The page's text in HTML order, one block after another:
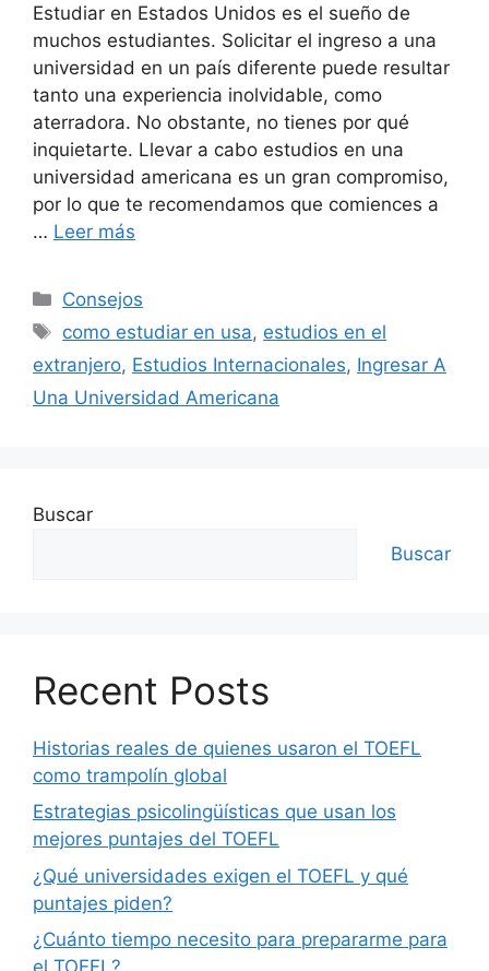
Estudiar en Estados Unidos es el sueño de
muchos estudiantes. Solicitar el ingreso a una
universidad en un país diferente puede resultar
tanto una experiencia inolvidable, como
aterradora. No obstante, no tienes por qué
inquietarte. Llevar a cabo estudios en una
universidad americana es un gran compromiso,
por lo que te recomendamos que comiences a
… Leer más
Consejos
como estudiar en usa, estudios en el
extranjero, Estudios Internacionales, Ingresar A
Una Universidad Americana
Buscar
Buscar
Recent Posts
Historias reales de quienes usaron el TOEFL
como trampolín global
Estrategias psicolingüísticas que usan los
mejores puntajes del TOEFL
¿Qué universidades exigen el TOEFL y qué
puntajes piden?
¿Cuánto tiempo necesito para prepararme para